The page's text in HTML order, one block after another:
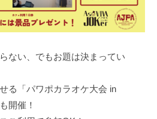
ない、でもお題は決まってい
る「パワポカラオケ大会 in
開催！